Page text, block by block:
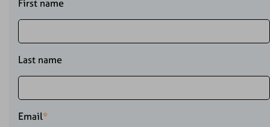
First name
Last name
Email*